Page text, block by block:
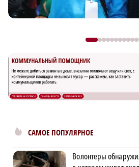
САМОЕ ПОПУЛЯРНОЕ
Волонтеры